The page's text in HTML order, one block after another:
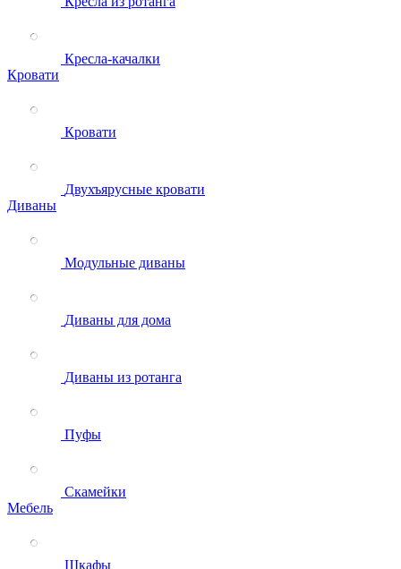
Кресла-качалки
Кровати
Кровати
Двухъярусные кровати
Диваны
Модульные диваны
Диваны для дома
Диваны из ротанга
Пуфы
Скамейки
Мебель
Шкафы